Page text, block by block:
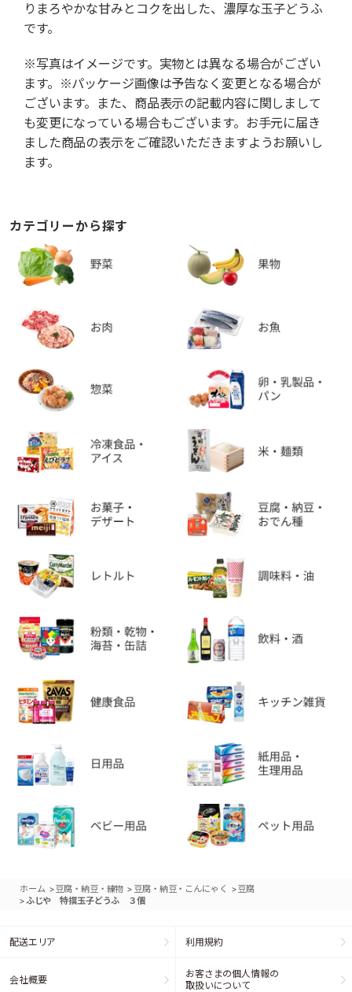
りまろやかな甘みとコクを出した、濃厚な玉子どうふ
です。
※写真はイメージです。実物とは異なる場合がござい
ます。※パッケージ画像は予告なく変更となる場合が
ございます。また、商品表示の記載内容に関しまして
も変更になっている場合もございます。お手元に届き
ました商品の表示をご確認いただきますようお願いし
ます。
カテゴリーから探す
ホーム >豆腐・納豆・練物 > 豆腐・納豆・こんにゃく >豆腐
>ふじや 特撰玉子どうふ ３個
配送エリア 利用規約
会社概要
お客さまの個人情報の
取扱いについて